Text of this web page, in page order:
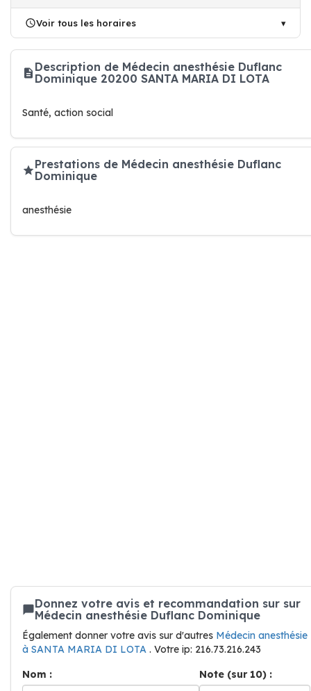
Voir tous les horaires
Description de Médecin anesthésie Duflanc
Dominique 20200 SANTA MARIA DI LOTA
Santé, action social
Prestations de Médecin anesthésie Duflanc
Dominique
anesthésie
Donnez votre avis et recommandation sur sur
Médecin anesthésie Duflanc Dominique
Également donner votre avis sur d'autres Médecin anesthésie
à SANTA MARIA DI LOTA . Votre ip: 216.73.216.243
Nom :
Note (sur 10) :